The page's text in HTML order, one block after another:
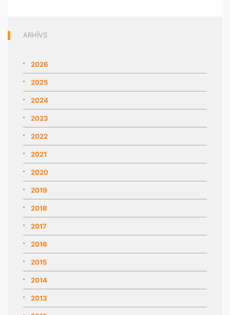
ARHĪVS
2026
2025
2024
2023
2022
2021
2020
2019
2018
2017
2016
2015
2014
2013